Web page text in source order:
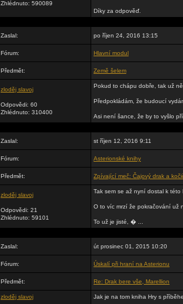
Zhlédnuto: 590089
Díky za odpověď.
Zaslal: po říjen 24, 2016 13:15
Fórum: Hlavní modul
Předmět: Země šelem
zloděj slavoj
Odpovědi: 60
Zhlédnuto: 310400
Pokud to chápu dobře, tak už
Předpokládám, že budoucí
Asi není šance, že by to vyšlo
Zaslal: st říjen 12, 2016 9:11
Fórum: Asterionské knihy
Předmět: Zpívající meč: Čajový drak a
zloděj slavoj
Odpovědi: 21
Zhlédnuto: 59101
Tak sem se až nyní dostal k
O to víc mrzí že pokračování už
To už je jisté, � ...
Zaslal: út prosinec 01, 2015 10:20
Fórum: Úskalí při hraní na Asterionu
Předmět: Re: Drak bere vše, Marellion
zloděj slavoj Jak je na tom kniha Hry s